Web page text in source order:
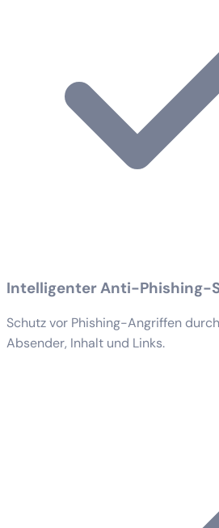
Intelligenter Anti-Phishing-
Schutz vor Phishing-Angriffen
Absender, Inhalt und Links.